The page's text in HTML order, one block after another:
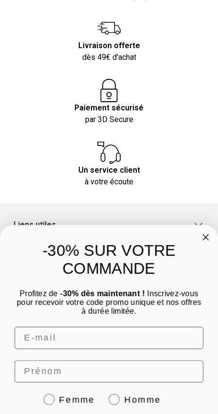
Livraison offerte
dès 49€ d'achat
Paiement sécurisé
par 3D Secure
Un service client
à votre écoute
Liens utiles
Nous contacter par email
-30% SUR VOTRE
COMMANDE
Profitez de -30% dès maintenant ! Inscrivez-vous
pour recevoir votre code promo unique et nos offres
à durée limitée.
Email
Prénom
GenreFemme Homme